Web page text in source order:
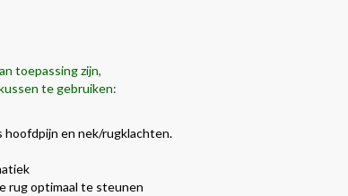
toepassing zijn,
te gebruiken:
hoofdpijn en nek/rugklachten.
rug optimaal te steunen